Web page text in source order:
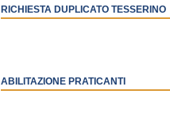
RICHIESTA DUPLICATO TESSERINO
ABILITAZIONE PRATICANTI